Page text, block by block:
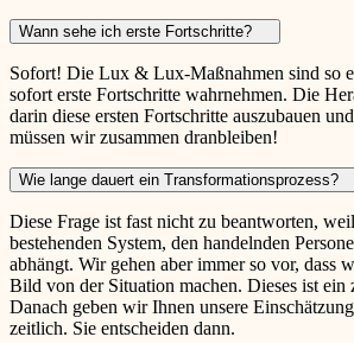
Wann sehe ich erste Fortschritte?
Sofort! Die Lux & Lux-Maßnahmen sind so
sofort erste Fortschritte wahrnehmen. Die
darin diese ersten Fortschritte auszubauen
müssen wir zusammen dranbleiben!
Wie lange dauert ein Transformationsprozess?
Diese Frage ist fast nicht zu beantworten,
bestehenden System, den handelnden
abhängt. Wir gehen aber immer so vor, dass
Bild von der Situation machen. Dieses ist ein
Danach geben wir Ihnen unsere
zeitlich. Sie entscheiden dann.